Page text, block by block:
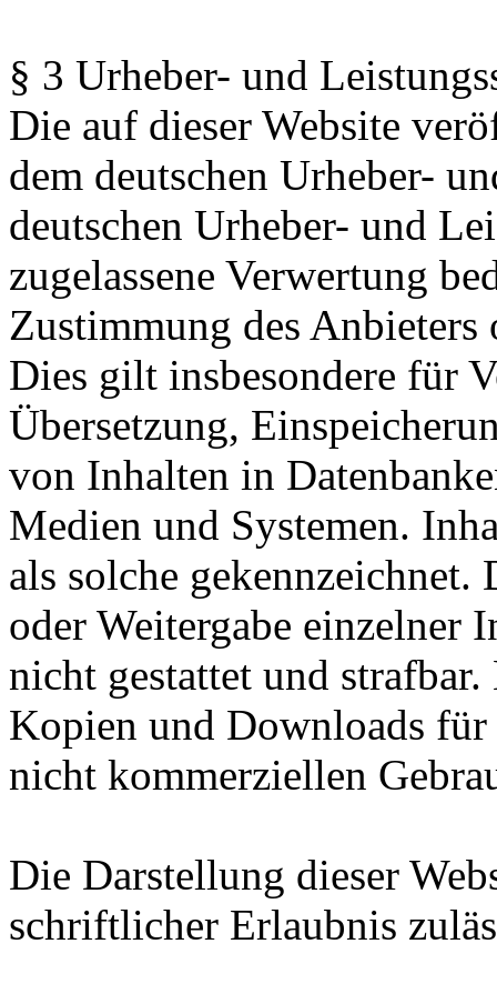
§ 3 Urheber- und
Die auf dieser Website
dem deutschen Urheber-
deutschen Urheber- und
zugelassene Verwertung
Zustimmung des
Dies gilt insbesondere für
Übersetzung,
von Inhalten in
Medien und Systemen.
als solche
oder Weitergabe einzelner
nicht gestattet und
Kopien und Downloads
nicht kommerziellen
Die Darstellung dieser
schriftlicher Erlaubnis